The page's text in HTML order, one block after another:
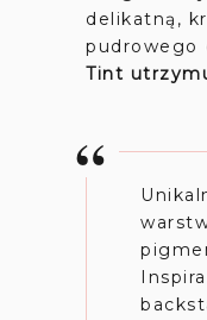
delikatną,
pudrowego
Tint